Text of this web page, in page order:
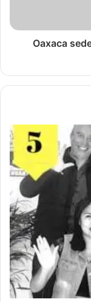
Oaxaca